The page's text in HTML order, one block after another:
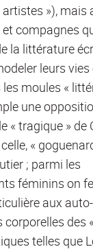
»), mais
compagnes
la littérature
leurs vies
les moules «
une
« tragique » de
«
; parmi les
féminins on
aux auto-
des
telles que